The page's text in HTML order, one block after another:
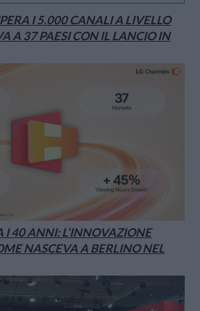
I 5.000 CANALI A LIVELLO
A 37 PAESI CON IL LANCIO IN
I 40 ANNI: L’INNOVAZIONE
NASCEVA A BERLINO NEL